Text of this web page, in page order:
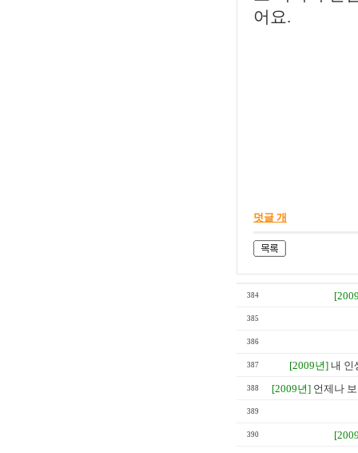
어요.
덧글 개
384
385
386
387 [2009년] 내 인
388 [2009년] 언제나
389
390